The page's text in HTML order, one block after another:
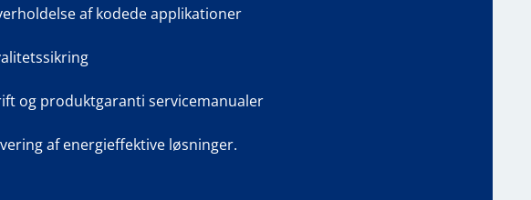
af kodede applikationer
og produktgaranti servicemanualer
af energieffektive løsninger.